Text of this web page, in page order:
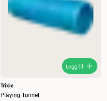
Legg til
Trixie
Playing Tunnel